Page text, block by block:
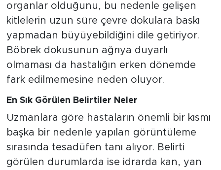
organlar olduğunu, bu nedenle gelişen
kitlelerin uzun süre çevre dokulara baskı
yapmadan büyüyebildiğini dile getiriyor.
Böbrek dokusunun ağrıya duyarlı
olmaması da hastalığın erken dönemde
fark edilmemesine neden oluyor.
En Sık Görülen Belirtiler Neler
Uzmanlara göre hastaların önemli bir kısmı
başka bir nedenle yapılan görüntüleme
sırasında tesadüfen tanı alıyor. Belirti
görülen durumlarda ise idrarda kan, yan